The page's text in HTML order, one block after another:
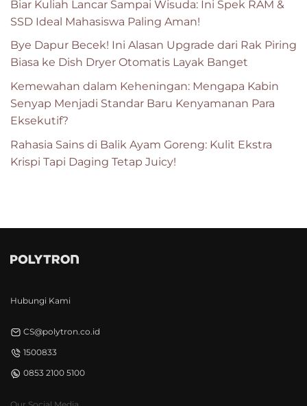
Biar Kuliah Lancar Sampai Wisuda: Ini Spek RAM &
SSD Ideal Mahasiswa Paling Aman!
Bye Dapur Becek! Ini Alasan Upgrade dari Rak Piring
Biasa ke Dish Dryer Otomatis Layak Banget
Kemewahan dalam Keheningan: Mengapa Kabin
Senyap Menjadi Standar Baru Kenyamanan Para
Eksekutif?
Rahasia Sains di Balik Ayam Goreng: Kulit Ekstra
Krispi Tapi Daging Tetap Juicy!
Hubungi Kami
CS@polytron.co.id
1500833
0853 2100 5100